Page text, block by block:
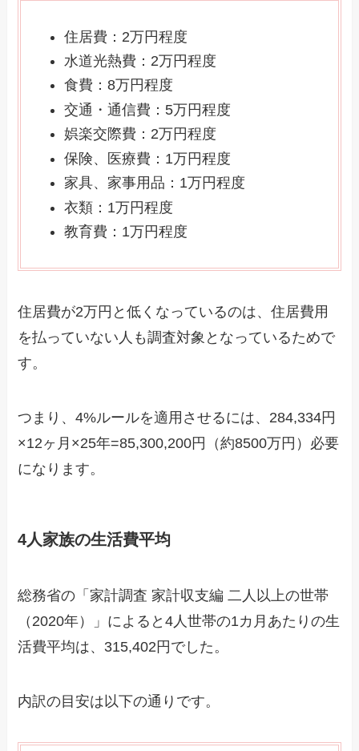
住居費：2万円程度
水道光熱費：2万円程度
食費：8万円程度
交通・通信費：5万円程度
娯楽交際費：2万円程度
保険、医療費：1万円程度
家具、家事用品：1万円程度
衣類：1万円程度
教育費：1万円程度
住居費が2万円と低くなっているのは、住居費用
を払っていない人も調査対象となっているためで
す。
つまり、4%ルールを適用させるには、284,334円
×12ヶ月×25年=85,300,200円（約8500万円）必要
になります。
4人家族の生活費平均
総務省の「家計調査 家計収支編 二人以上の世帯
（2020年）」によると4人世帯の1カ月あたりの生
活費平均は、315,402円でした。
内訳の目安は以下の通りです。